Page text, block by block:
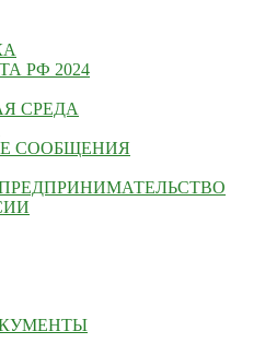
РФ 2024
СРЕДА
СООБЩЕНИЯ